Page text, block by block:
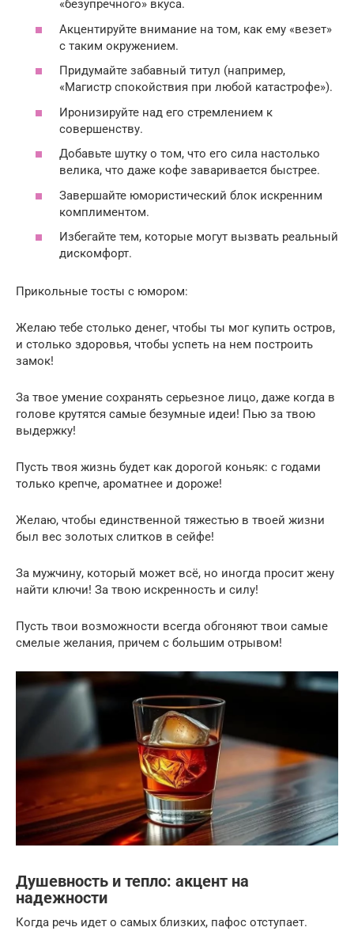
«безупречного» вкуса.
Акцентируйте внимание на том, как ему «везет»
с таким окружением.
Придумайте забавный титул (например,
«Магистр спокойствия при любой катастрофе»).
Иронизируйте над его стремлением к
совершенству.
Добавьте шутку о том, что его сила настолько
велика, что даже кофе заваривается быстрее.
Завершайте юмористический блок искренним
комплиментом.
Избегайте тем, которые могут вызвать реальный
дискомфорт.
Прикольные тосты с юмором:
Желаю тебе столько денег, чтобы ты мог купить остров,
и столько здоровья, чтобы успеть на нем построить
замок!
За твое умение сохранять серьезное лицо, даже когда в
голове крутятся самые безумные идеи! Пью за твою
выдержку!
Пусть твоя жизнь будет как дорогой коньяк: с годами
только крепче, ароматнее и дороже!
Желаю, чтобы единственной тяжестью в твоей жизни
был вес золотых слитков в сейфе!
За мужчину, который может всё, но иногда просит жену
найти ключи! За твою искренность и силу!
Пусть твои возможности всегда обгоняют твои самые
смелые желания, причем с большим отрывом!
Душевность и тепло: акцент на
надежности
Когда речь идет о самых близких, пафос отступает.